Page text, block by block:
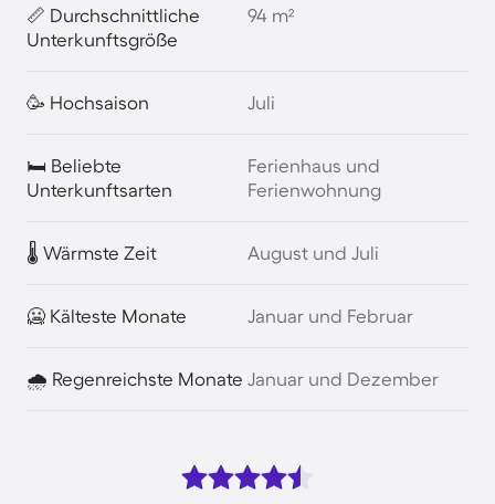
📏 Durchschnittliche
Unterkunftsgröße
94 m²
🥳 Hochsaison Juli
🛏️ Beliebte
Unterkunftsarten
Ferienhaus und
Ferienwohnung
🌡️ Wärmste Zeit August und Juli
🥶 Kälteste Monate Januar und Februar
🌧️ Regenreichste Monate Januar und Dezember